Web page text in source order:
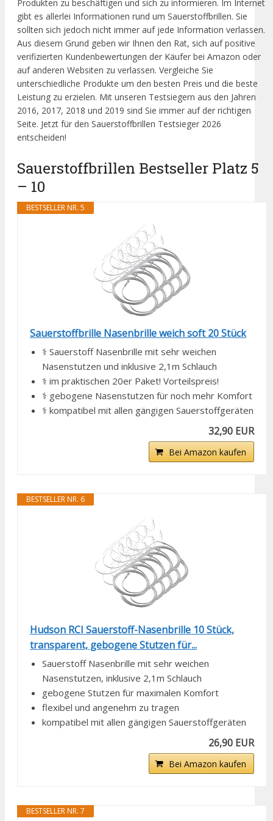
Produkten zu beschäftigen und sich zu informieren. Im Internet
gibt es allerlei Informationen rund um Sauerstoffbrillen. Sie
sollten sich jedoch nicht immer auf jede Information verlassen.
Aus diesem Grund geben wir Ihnen den Rat, sich auf positive
verifizierten Kundenbewertungen der Käufer bei Amazon oder
auf anderen Websiten zu verlassen. Vergleiche Sie
unterschiedliche Produkte um den besten Preis und die beste
Leistung zu erzielen. Mit unseren Testsiegern aus den Jahren
2016, 2017, 2018 und 2019 sind Sie immer auf der richtigen
Seite. Jetzt für den Sauerstoffbrillen Testsieger 2026
entscheiden!
Sauerstoffbrillen Bestseller Platz 5
– 10
BESTSELLER NR. 5
Sauerstoffbrille Nasenbrille weich soft 20 Stück
⚕️ Sauerstoff Nasenbrille mit sehr weichen
Nasenstutzen und inklusive 2,1m Schlauch
⚕️ im praktischen 20er Paket! Vorteilspreis!
⚕️ gebogene Nasenstutzen für noch mehr Komfort
⚕️ kompatibel mit allen gängigen Sauerstoffgeräten
32,90 EUR
Bei Amazon kaufen
BESTSELLER NR. 6
Hudson RCI Sauerstoff-Nasenbrille 10 Stück,
transparent, gebogene Stutzen für...
Sauerstoff Nasenbrille mit sehr weichen
Nasenstutzen, inklusive 2,1m Schlauch
gebogene Stutzen für maximalen Komfort
flexibel und angenehm zu tragen
kompatibel mit allen gängigen Sauerstoffgeräten
26,90 EUR
Bei Amazon kaufen
BESTSELLER NR. 7